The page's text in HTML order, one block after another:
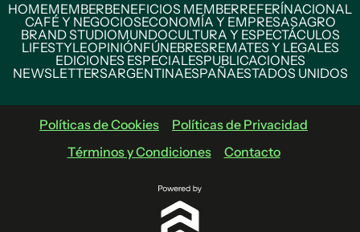
HOMEMEMBERBENEFICIOS MEMBERREFERÍNACIONAL
CAFÉ Y NEGOCIOSECONOMÍA Y EMPRESASAGRO
BRAND STUDIOMUNDOCULTURA Y ESPECTÁCULOS
LIFESTYLEOPINIÓNFÚNEBRESREMATES Y LEGALES
EDICIONES ESPECIALESPUBLICACIONES
NEWSLETTERSARGENTINAESPAÑAESTADOS UNIDOS
Políticas de Cookies
Políticas de Privacidad
Términos y Condiciones
Contacto